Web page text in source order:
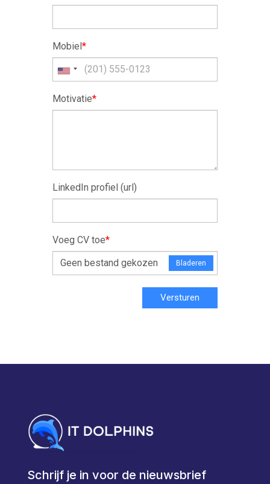
Mobiel*
Motivatie*
LinkedIn profiel (url)
Voeg CV toe*
Geen bestand gekozen
Bladeren
Versturen
Schrijf je in voor de nieuwsbrief